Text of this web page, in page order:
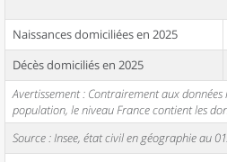
Naissances domiciliées en 2025
Décès domiciliés en 2025
Avertissement : Contrairement aux données
population, le niveau France contient les
Source : Insee, état civil en géographie au